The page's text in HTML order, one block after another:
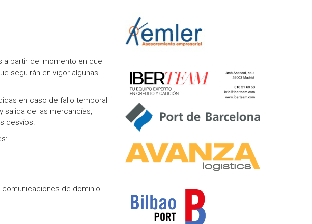
a partir del momento en que
seguirán en vigor algunas
en caso de fallo temporal
salida de las mercancías,
desvíos.
de dominio